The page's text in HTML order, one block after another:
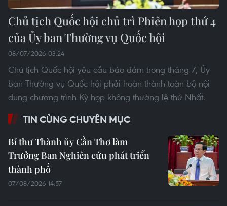
Chủ tịch Quốc hội chủ trì Phiên họp thứ 4
của Ủy ban Thường vụ Quốc hội
08/07/2026 03:24
Chủ tịch Quốc hội yêu cầu bảo đảm trong tháng 7, Ủy
ban Thường vụ Quốc hội phải hoàn thành toàn bộ nội
dung chương trình Kỳ họp không thường lệ thứ Nhất.
TIN CÙNG CHUYÊN MỤC
Bí thư Thành ủy Cần Thơ làm
Trưởng Ban Nghiên cứu phát triển
thành phố
07/08/2026 14:57